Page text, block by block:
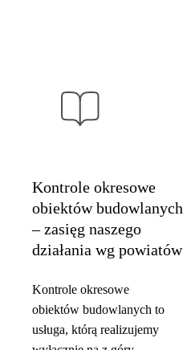
Kontrole okresowe
obiektów budowlanych
– zasięg naszego
działania wg powiatów
Kontrole okresowe
obiektów budowlanych to
usługa, którą realizujemy